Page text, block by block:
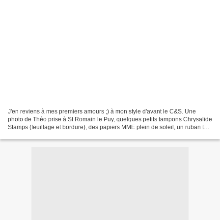
J'en reviens à mes premiers amours ;) à mon style d'avant le C&S. Une
photo de Théo prise à St Romain le Puy, quelques petits tampons Chrysalide
Stamps (feuillage et bordure), des papiers MME plein de soleil, un ruban tout